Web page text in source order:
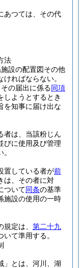
あつては、その代
法
設の配置図その他
ればならない。
の届出に係る同項
しようとするとき
を知事に届け出な
者は、当該粉じん
びに使用及び管理
置している者が前
は、その者に対
ついて同条の基準
施設の使用の一時
規定は、 第二十九
て準用する。
」とは、河川、湖